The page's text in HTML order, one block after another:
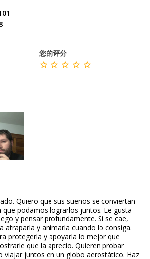
您的评分
Quiero que sus sueños se conviertan
que podamos lograrlos juntos. Le gusta
y pensar profundamente. Si se cae,
atraparla y animarla cuando lo consiga.
protegerla y apoyarla lo mejor que
que la aprecio. Quieren probar
viajar juntos en un globo aerostático. Haz